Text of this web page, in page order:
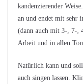
kandenzierender
an und endet mit sehr
(dann auch mit 3-, 7-,
Arbeit und in allen
Natürlich kann und
auch singen lassen.